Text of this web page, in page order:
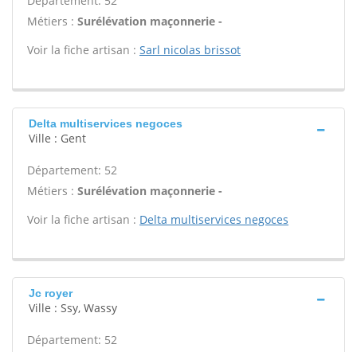
Métiers : Surélévation maçonnerie -
Voir la fiche artisan : Sarl nicolas brissot
Delta multiservices negoces
Ville : Gent
Département: 52
Métiers : Surélévation maçonnerie -
Voir la fiche artisan : Delta multiservices negoces
Jc royer
Ville : Ssy, Wassy
Département: 52